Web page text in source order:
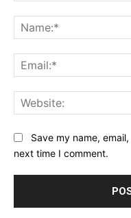
Save my name,
next time I comment.